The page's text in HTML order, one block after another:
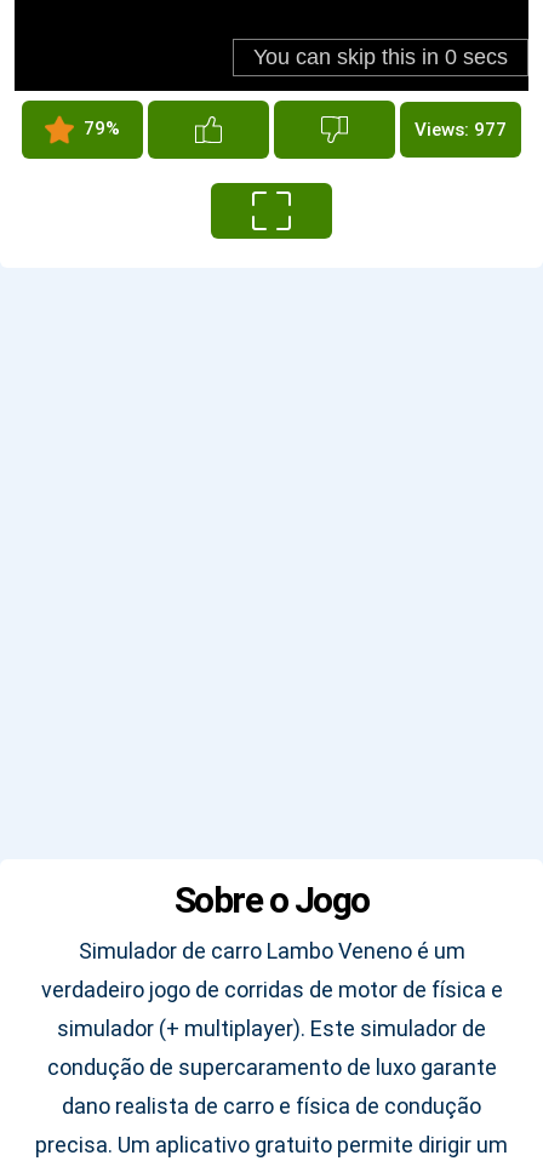
79% Views: 977
Sobre o Jogo
Simulador de carro Lambo Veneno é um
verdadeiro jogo de corridas de motor de física e
simulador (+ multiplayer). Este simulador de
condução de supercaramento de luxo garante
dano realista de carro e física de condução
precisa. Um aplicativo gratuito permite dirigir um